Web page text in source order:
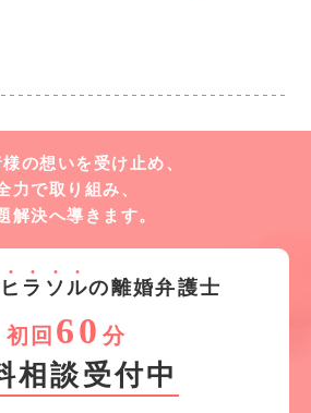
の想いを受け止め、
力で取り組み、
解決へ導きます。
ヒ ラ ソ ルの離婚弁護士
初回 60 分
相談受付中